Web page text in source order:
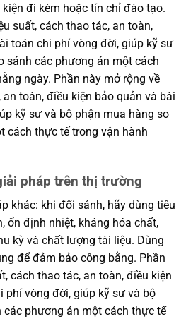
đi kèm hoặc tín chỉ đào tạo.
suất, cách thao tác, an toàn,
toán chi phí vòng đời, giúp kỹ sư
sánh các phương án một cách
ngày. Phần này mở rộng về
toàn, điều kiện bảo quản và bài
kỹ sư và bộ phận mua hàng so
cách thực tế trong vận hành
pháp trên thị trường
khác: khi đối sánh, hãy dùng tiêu
ổn định nhiệt, kháng hóa chất,
kỳ và chất lượng tài liệu. Dùng
để đảm bảo công bằng. Phần
cách thao tác, an toàn, điều kiện
phí vòng đời, giúp kỹ sư và bộ
các phương án một cách thực tế